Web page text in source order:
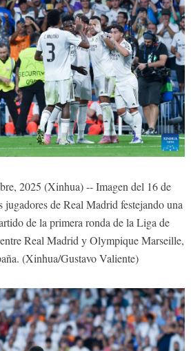
2025 (Xinhua) -- Imagen del 16 de
jugadores de Real Madrid festejando una
de la primera ronda de la Liga de
Real Madrid y Olympique Marseille,
(Xinhua/Gustavo Valiente)